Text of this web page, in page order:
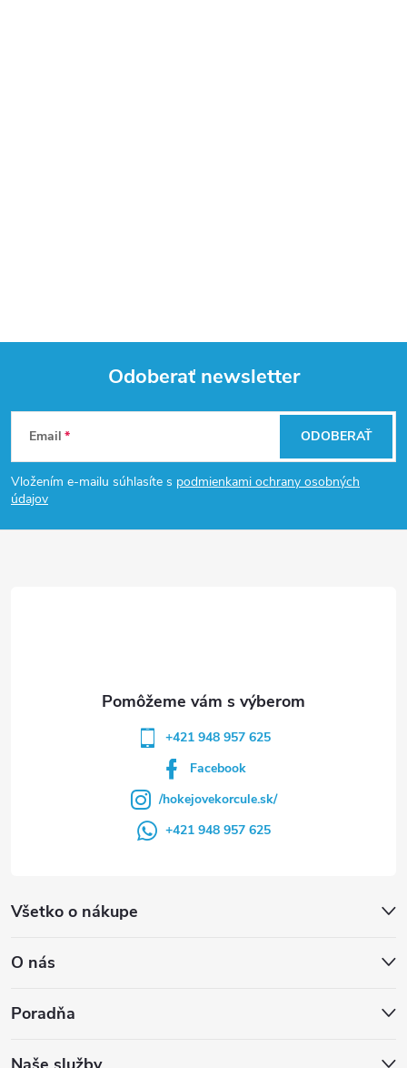
Z
á
p
Odoberať newsletter
Email
Vložením e-mailu súhlasíte s podmienkami ochrany osobných
údajov
ODOBERAŤ
Všetko o nákupe
O nás
Poradňa
+421 948 957 625
Facebook
/hokejovekorcule.sk/
+421 948 957 625